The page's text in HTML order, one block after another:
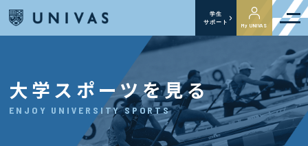
学生
サポート
My UNIVAS
大学スポーツを見る
ENJOY UNIVERSITY SPORTS